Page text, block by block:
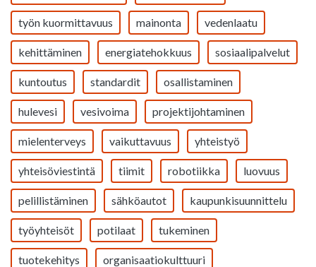
työn kuormittavuus mainonta vedenlaatu
kehittäminen energiatehokkuus sosiaalipalvelut
kuntoutus standardit osallistaminen
hulevesi vesivoima projektijohtaminen
mielenterveys vaikuttavuus yhteistyö
yhteisöviestintä tiimit robotiikka luovuus
pelillistäminen sähköautot kaupunkisuunnittelu
työyhteisöt potilaat tukeminen
tuotekehitys organisaatiokulttuuri